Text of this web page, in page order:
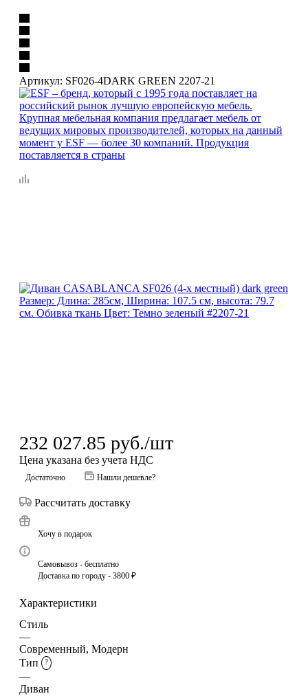
Артикул: SF026-4DARK GREEN 2207-21
232 027.85 руб./шт
Цена указана без учета НДС
Достаточно Нашли дешевле?
Рассчитать доставку
Хочу в подарок
Самовывоз - бесплатно
Доставка по городу - 3800 ₽
Характеристики
Стиль
—
Современный, Модерн
Тип
?
—
Диван